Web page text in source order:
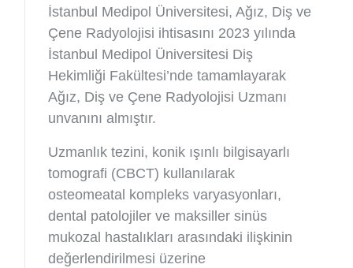
İstanbul Medipol Üniversitesi, Ağız, Diş ve
Çene Radyolojisi ihtisasını 2023 yılında
İstanbul Medipol Üniversitesi Diş
Hekimliği Fakültesi’nde tamamlayarak
Ağız, Diş ve Çene Radyolojisi Uzmanı
unvanını almıştır.
Uzmanlık tezini, konik ışınlı bilgisayarlı
tomografi (CBCT) kullanılarak
osteomeatal kompleks varyasyonları,
dental patolojiler ve maksiller sinüs
mukozal hastalıkları arasındaki ilişkinin
değerlendirilmesi üzerine